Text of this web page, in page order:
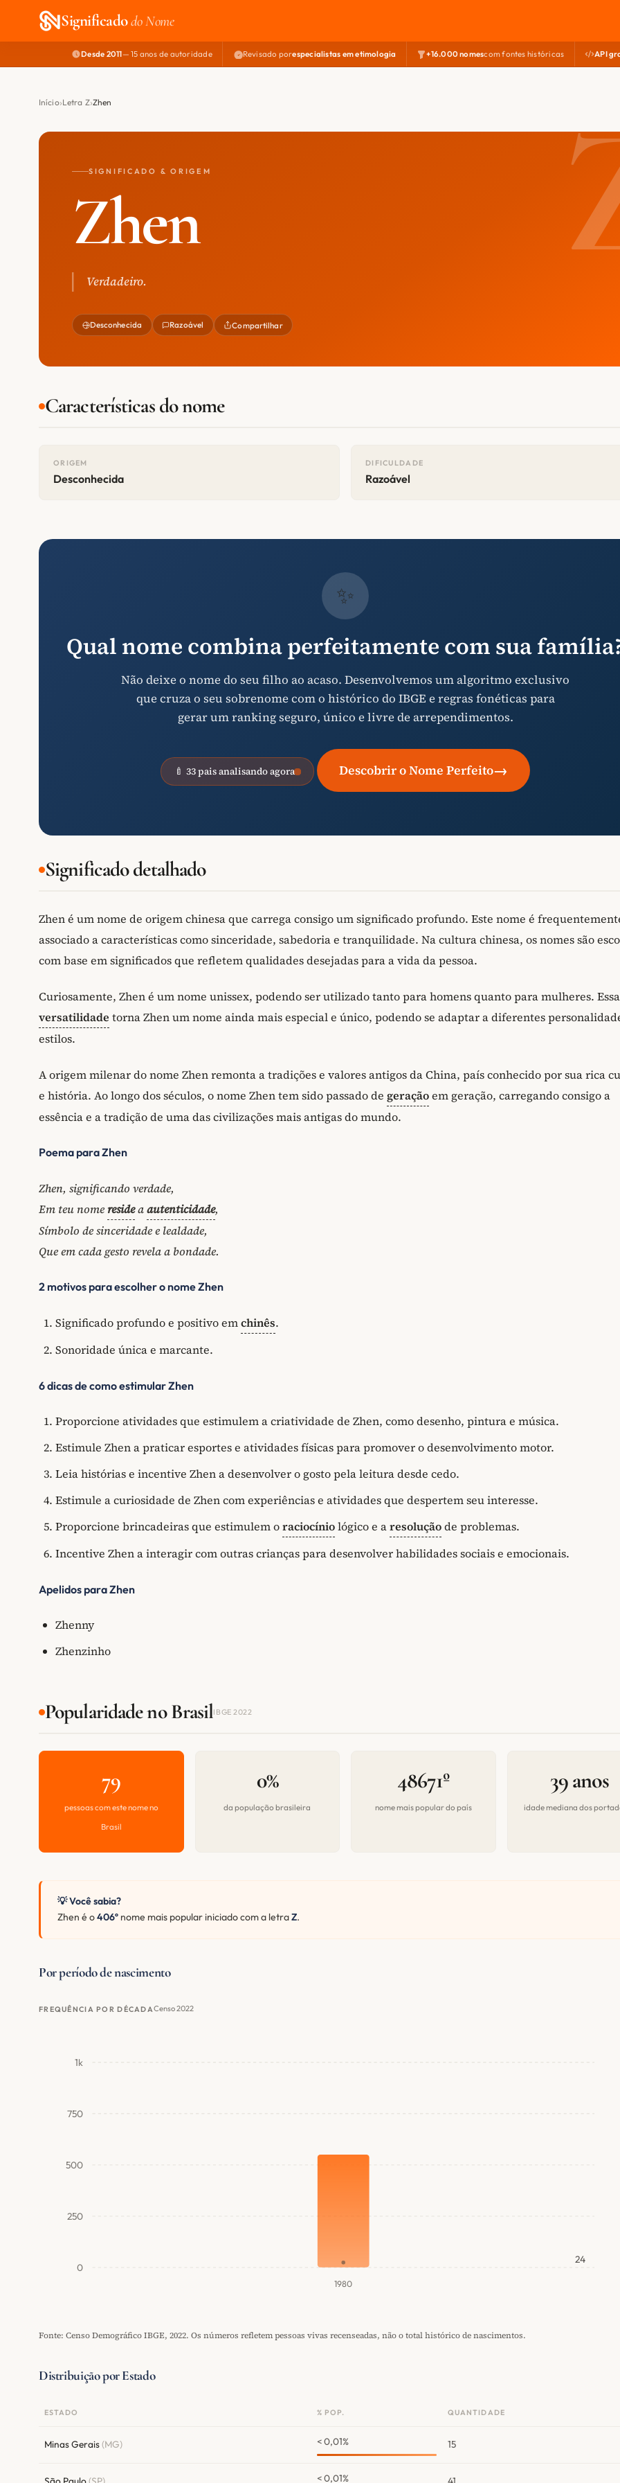
Significadodo Nome
Desde 2011— 15 anos de autoridade Revisado porespecialistas em etimologia +16.000 nomescom fontes históricas API
Início Letra Z Zhen
SIGNIFICADO & ORIGEM
Zhen
Verdadeiro.
Desconhecida Razoável Compartilhar
Características do nome
ORIGEM
Desconhecida
DIFICULDADE
Razoável
✨
Qual nome combina perfeitamente com sua
Não deixe o nome do seu filho ao acaso. Desenvolvemos um algoritmo exclusivo
que cruza o seu sobrenome com o histórico do IBGE e regras fonéticas para
gerar um ranking seguro, único e livre de arrependimentos.
🍼 33 pais analisando agora Descobrir o Nome Perfeito→
Significado detalhado
Zhen é um nome de origem chinesa que carrega consigo um significado profundo. Este nome é
associado a características como sinceridade, sabedoria e tranquilidade. Na cultura chinesa, os nomes são
com base em significados que refletem qualidades desejadas para a vida da pessoa.
Curiosamente, Zhen é um nome unissex, podendo ser utilizado tanto para homens quanto para mulheres. Essa
versatilidade torna Zhen um nome ainda mais especial e único, podendo se adaptar a diferentes
estilos.
A origem milenar do nome Zhen remonta a tradições e valores antigos da China, país conhecido por sua rica
e história. Ao longo dos séculos, o nome Zhen tem sido passado de geraçãoem geração, carregando consigo a
essência e a tradição de uma das civilizações mais antigas do mundo.
Poema para Zhen
Zhen, significando verdade,
Em teu nome resideaautenticidade,
Símbolo de sinceridade e lealdade,
Que em cada gesto revela a bondade.
2 motivos para escolher o nome Zhen
Significado profundo e positivo emchinês.
Sonoridade única e marcante.
6 dicas de como estimular Zhen
Proporcione atividades que estimulem a criatividade de Zhen, como desenho, pintura e música.
Estimule Zhen a praticar esportes e atividades físicas para promover o desenvolvimento motor.
Leia histórias e incentive Zhen a desenvolver o gosto pela leitura desde cedo.
Estimule a curiosidade de Zhen com experiências e atividades que despertem seu interesse.
Proporcione brincadeiras que estimulem oraciocíniológico e aresoluçãode problemas.
Incentive Zhen a interagir com outras crianças para desenvolver habilidades sociais e emocionais.
Apelidos para Zhen
Zhenny
Zhenzinho
Popularidade no BrasilIBGE 2022
79
pessoas com este nome no
Brasil
0%
da população brasileira
48671º
nome mais popular do país
39 anos
idade mediana dos
💡 Você sabia?
Zhen é o406º nome mais popular iniciado com a letraZ.
Por período de nascimento
FREQUÊNCIA POR DÉCADACenso 2022
0
250
500
750
1k
1980
24
Fonte: Censo Demográfico IBGE, 2022. Os números refletem pessoas vivas recenseadas, não o total histórico de nascimentos.
Distribuição por Estado
ESTADO % POP. QUANTIDADE
Minas Gerais(MG) < 0,01% 15
< 0,01%